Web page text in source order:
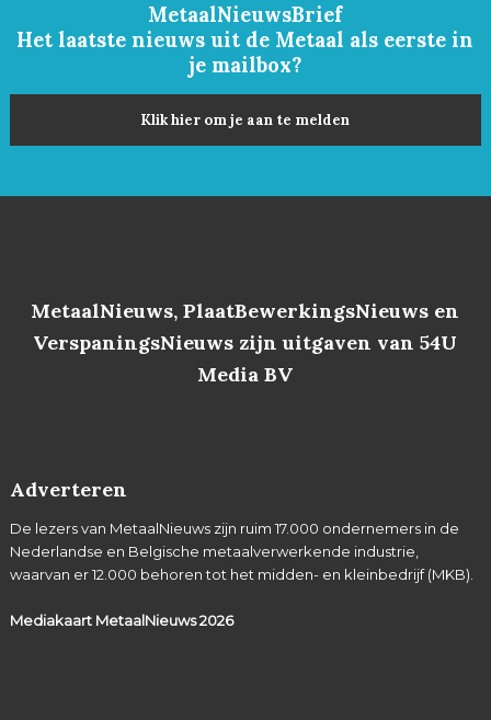
MetaalNieuwsBrief
Het laatste nieuws uit de Metaal als eerste in
je mailbox?
Klik hier om je aan te melden
MetaalNieuws, PlaatBewerkingsNieuws en
VerspaningsNieuws zijn uitgaven van 54U
Media BV
Adverteren
De lezers van MetaalNieuws zijn ruim 17.000 ondernemers in de
Nederlandse en Belgische metaalverwerkende industrie,
waarvan er 12.000 behoren tot het midden- en kleinbedrijf (MKB).
Mediakaart MetaalNieuws2026